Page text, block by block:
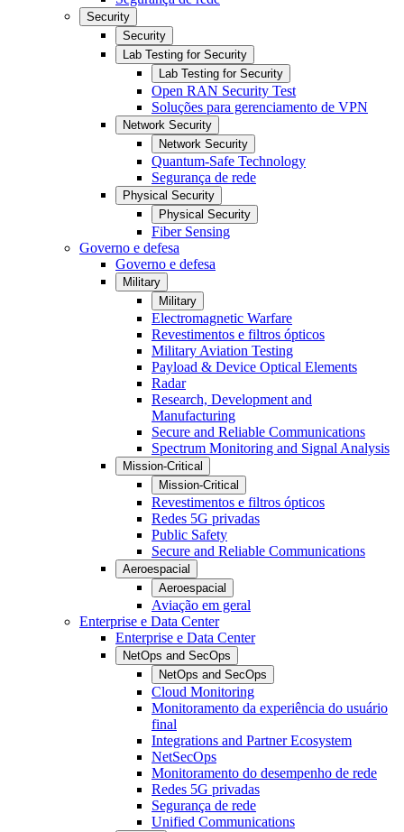
Security
Security
Lab Testing for Security
Lab Testing for Security
Open RAN Security Test
Soluções para gerenciamento de VPN
Network Security
Network Security
Quantum-Safe Technology
Segurança de rede
Physical Security
Physical Security
Fiber Sensing
Governo e defesa
Governo e defesa
Military
Military
Electromagnetic Warfare
Revestimentos e filtros ópticos
Military Aviation Testing
Payload & Device Optical Elements
Radar
Research, Development and
Manufacturing
Secure and Reliable Communications
Spectrum Monitoring and Signal Analysis
Mission-Critical
Mission-Critical
Revestimentos e filtros ópticos
Redes 5G privadas
Public Safety
Secure and Reliable Communications
Aeroespacial
Aeroespacial
Aviação em geral
Enterprise e Data Center
Enterprise e Data Center
NetOps and SecOps
NetOps and SecOps
Cloud Monitoring
Monitoramento da experiência do usuário
final
Integrations and Partner Ecosystem
NetSecOps
Monitoramento do desempenho de rede
Redes 5G privadas
Segurança de rede
Unified Communications